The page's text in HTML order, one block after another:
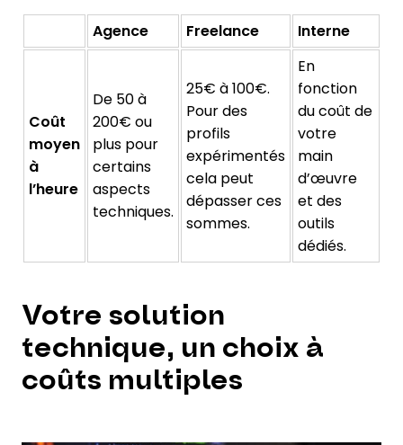
Agence Freelance Interne
Coût
moyen
à
l’heure
De 50 à
200€ ou
plus pour
certains
aspects
techniques.
25€ à 100€.
Pour des
profils
expérimentés
cela peut
dépasser ces
sommes.
En
fonction
du coût de
votre
main
d’œuvre
et des
outils
dédiés.
Votre solution
technique, un choix à
coûts multiples